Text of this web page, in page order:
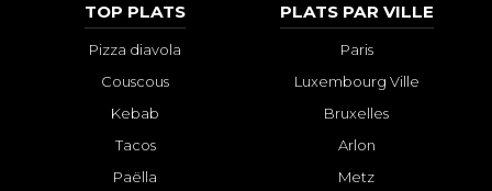
TOP PLATS
Pizza diavola
Couscous
Kebab
Tacos
Paëlla
PLATS PAR VILLE
Paris
Luxembourg Ville
Bruxelles
Arlon
Metz